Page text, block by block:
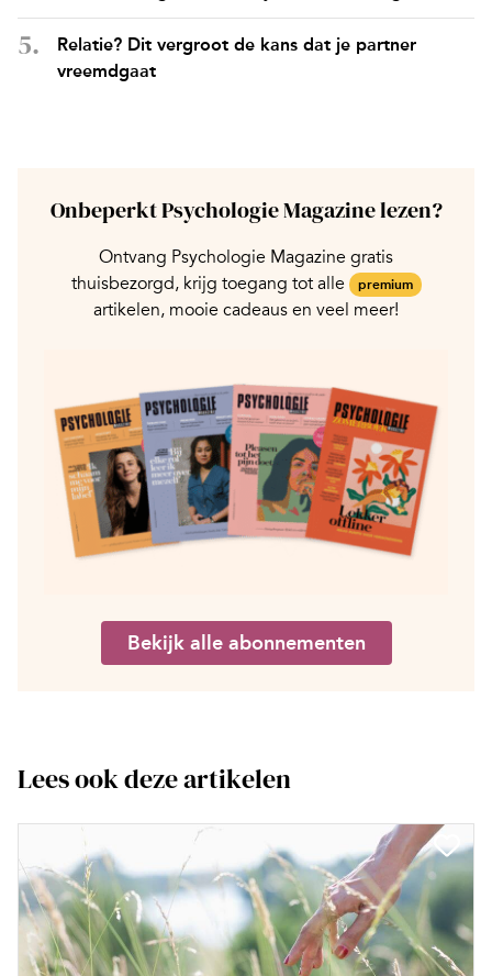
Relatie? Dit vergroot de kans dat je partner
vreemdgaat
Onbeperkt Psychologie Magazine lezen?
Ontvang Psychologie Magazine gratis
thuisbezorgd, krijg toegang tot alle
premium
artikelen, mooie cadeaus en veel meer!
Bekijk alle abonnementen
Lees ook deze artikelen